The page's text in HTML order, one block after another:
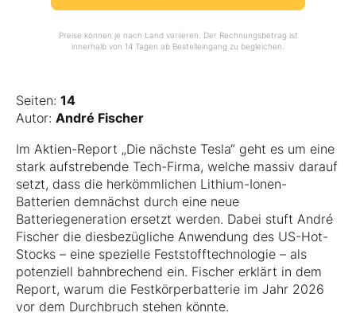
Preise können je nach Land variieren. Der Rechnungsbetrag ist
innerhalb von 14 Tagen ab Bestelleingang zu begleichen.
Seiten: 14
Autor: André Fischer
Im Aktien-Report „Die nächste Tesla“ geht es um eine
stark aufstrebende Tech-Firma, welche massiv darauf
setzt, dass die herkömmlichen Lithium-Ionen-
Batterien demnächst durch eine neue
Batteriegeneration ersetzt werden. Dabei stuft André
Fischer die diesbezügliche Anwendung des US-Hot-
Stocks – eine spezielle Feststofftechnologie – als
potenziell bahnbrechend ein. Fischer erklärt in dem
Report, warum die Festkörperbatterie im Jahr 2026
vor dem Durchbruch stehen könnte.